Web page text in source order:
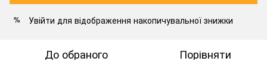
% Увійти для відображення накопичувальної знижки
До обраного Порівняти